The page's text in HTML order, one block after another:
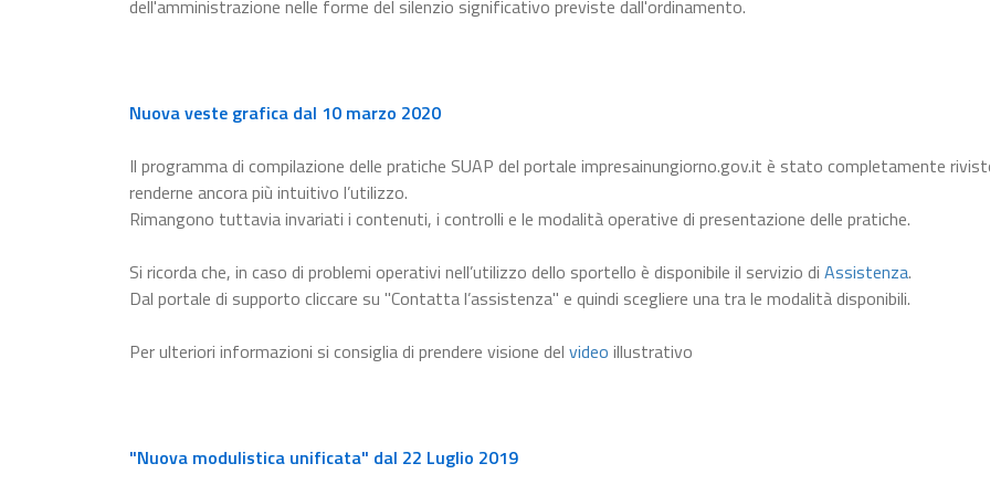
dell'amministrazione nelle forme del silenzio significativo previste dall'ordinamento.
Nuova veste grafica dal 10 marzo 2020
Il programma di compilazione delle pratiche SUAP del portale impresainungiorno.gov.it è stato completamente
renderne ancora più intuitivo l’utilizzo.
Rimangono tuttavia invariati i contenuti, i controlli e le modalità operative di presentazione delle pratiche.
Si ricorda che, in caso di problemi operativi nell’utilizzo dello sportello è disponibile il servizio di Assistenza.
Dal portale di supporto cliccare su "Contatta l’assistenza" e quindi scegliere una tra le modalità disponibili.
Per ulteriori informazioni si consiglia di prendere visione del video illustrativo
"Nuova modulistica unificata" dal 22 Luglio 2019